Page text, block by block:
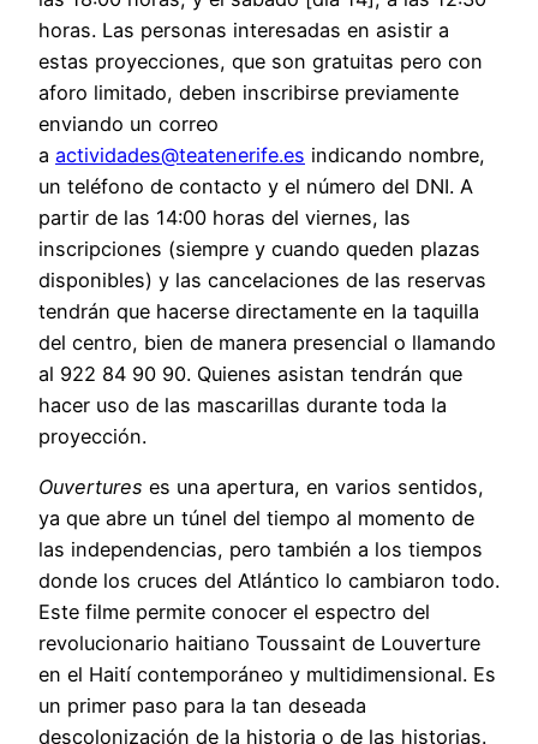
horas. Las personas interesadas en asistir a
estas proyecciones, que son gratuitas pero con
aforo limitado, deben inscribirse previamente
enviando un correo
a actividades@teatenerife.es indicando nombre,
un teléfono de contacto y el número del DNI. A
partir de las 14:00 horas del viernes, las
inscripciones (siempre y cuando queden plazas
disponibles) y las cancelaciones de las reservas
tendrán que hacerse directamente en la taquilla
del centro, bien de manera presencial o llamando
al 922 84 90 90. Quienes asistan tendrán que
hacer uso de las mascarillas durante toda la
proyección.
Ouvertures es una apertura, en varios sentidos,
ya que abre un túnel del tiempo al momento de
las independencias, pero también a los tiempos
donde los cruces del Atlántico lo cambiaron todo.
Este filme permite conocer el espectro del
revolucionario haitiano Toussaint de Louverture
en el Haití contemporáneo y multidimensional. Es
un primer paso para la tan deseada
descolonización de la historia o de las historias.